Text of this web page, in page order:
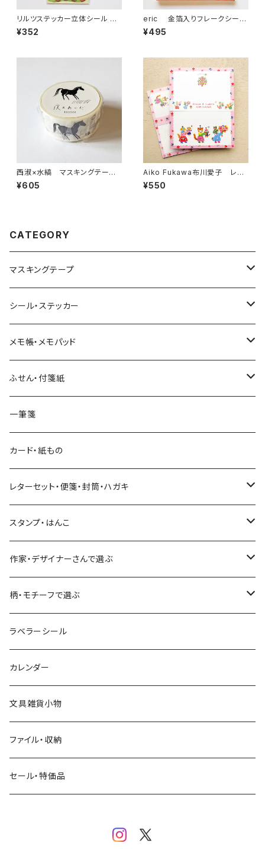
リルツステッカー立体シール 82
586 ブレッド パン
¥352
eric 金箔入りフレークシー
ル FAVORITE PLACE
¥495
西淑×水縞 マスキングテー
プ 夜のあいだ 集い モノトーン
¥605
Aiko Fukawa布川愛子 レタ
ーセット Bloom & Cuddleピ
ンク 便箋セット
¥550
CATEGORY
マスキングテープ
ヨハク
和紙
透明クリア
Hutte paper works （プロペラスタジオ）
ネクタイ
透明クリアテープ
柄・モチーフで選ぶ（マステ）
いちご・ストロベリー
フルーツ・野菜
ミモザ
お花・フラワー・グリーン・植物
マインドウェイブ
水縞
大枝活版室
星燈社
ミナペルホネン
BGM
eric
SAIEN
田村美紀
パピアプラッツ（作家もの）
シール・ステッカー
フレークシール
パピアプラッツ（作家もの）
ヨハク
ステッカーシール
マインドウェイブ
田村美紀
立体シール
メモ帳・メモパッド
ヨハク
HUTTE PAPER WORKS
表現社（作家もの）
星燈社
古川紙工
大枝活版室
ふせん・付箋紙
ヨハク
HUTTE PAPER WORKS
古川紙工
表現社（作家もの）
ロール付箋
一筆箋
カード・紙もの
レターセット・便箋・封筒・ハガキ
古川紙工
表現社（作家もの）
スタンプ・はんこ
Hutte paper works
ヨハク
作家・デザイナーさんで選ぶ
ネクタイ
Hutte paper works
ヨハク
eric
浅野みどり
西淑
柄・モチーフで選ぶ
フルーツ
食べ物・フード・スイーツ
パン・ブレッド
カフェ
コーヒー・飲み物・クリームソーダ
ラベラーシール
カレンダー
文具雑貨小物
ファイル・収納
セール・特価品